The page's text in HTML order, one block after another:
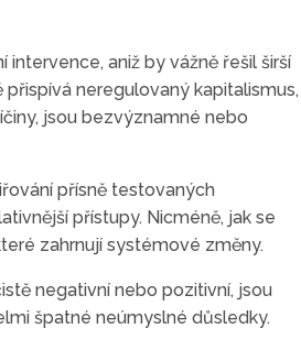
aniž by vážně řešil širší
neregulovaný kapitalismus,
jsou bezvýznamné nebo
přísně testovaných
přístupy. Nicméně, jak se
zahrnují systémové změny.
negativní nebo pozitivní, jsou
špatné neúmyslné důsledky.